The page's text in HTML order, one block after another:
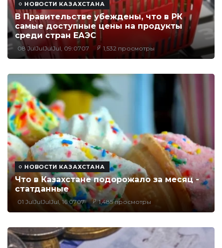
НОВОСТИ КАЗАХСТАНА
В Правительстве убеждены, что в РК
самые доступные цены на продукты
среди стран ЕАЭС
08 JulJulJulJul, 09:0707 1,532 просмотры
НОВОСТИ КАЗАХСТАНА
Что в Казахстане подорожало за месяц -
статданные
01 JulJulJulJul, 16:0707 1,485 просмотры